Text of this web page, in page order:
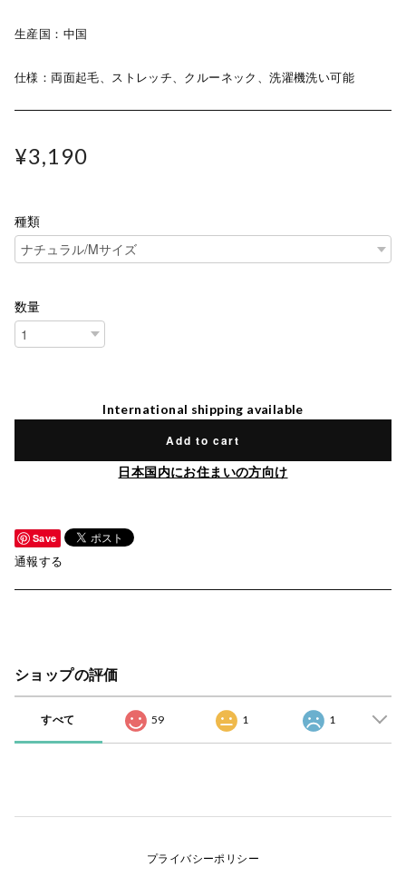
生産国：中国
仕様：両面起毛、ストレッチ、クルーネック、洗濯機洗い可能
¥3,190
種類
数量
International shipping available
Add to cart
日本国内にお住まいの方向け
Save
通報する
ショップの評価
すべて 59 1 1
プライバシーポリシー